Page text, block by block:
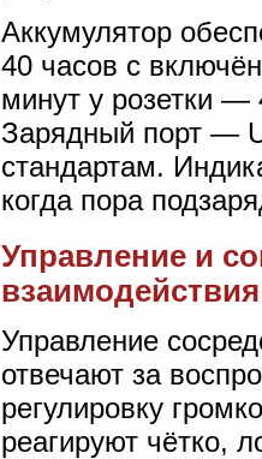
Аккумулятор
40 часов с
минут у розетки —
Зарядный порт —
стандартам.
когда пора
Управление и
взаимодействия
Управление
отвечают за
регулировку
реагируют чётко,